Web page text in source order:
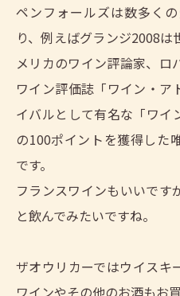
ペンフォールズは数多く
り、例えばグランジ2008
メリカのワイン評論家、ロ
ワイン評価誌「ワイン・ア
イバルとして有名な「ワイ
の100ポイントを獲得した
です。
フランスワインもいいです
と飲んでみたいですね。
ザオウリカーではウイスキ
ワインやその他のお酒もお